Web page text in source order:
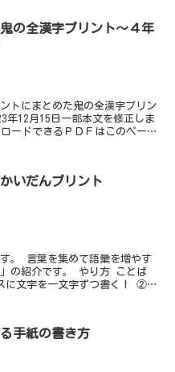
の全漢字プリント〜４年
トにまとめた鬼の全漢字プリン
年12月15日一部本文を修正しま
ードできるＰＤＦはこのペー
いだんプリント
。 言葉を集めて語彙を増やす
の紹介です。 やり方 ことば
に文字を一文字ずつ書く！ ②
手紙の書き方